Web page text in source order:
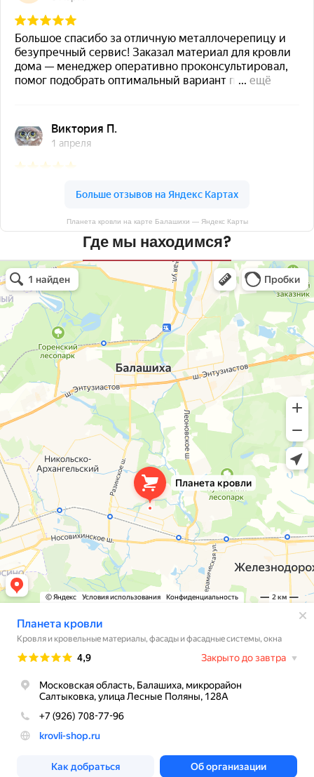
Планета кровли на карте Балашихи — Яндекс Карты
Где мы находимся?
Планета кровли
Кровля и кровельные материалы в Балашихе
Окна в Балашихе